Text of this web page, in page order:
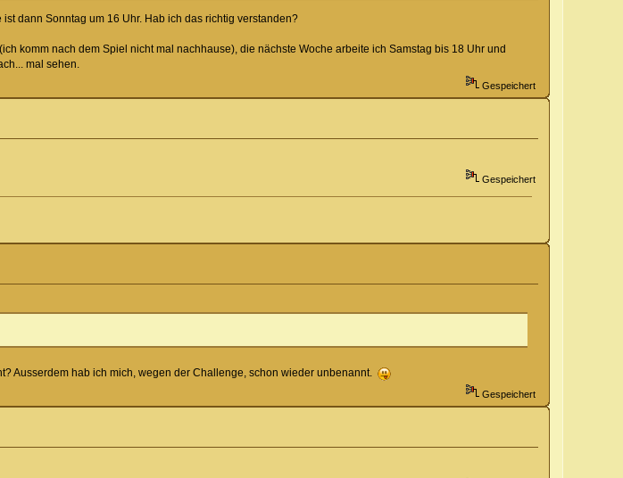
dann Sonntag um 16 Uhr. Hab ich das richtig verstanden?
komm nach dem Spiel nicht mal nachhause), die nächste Woche arbeite ich Samstag bis 18 Uhr und
mal sehen.
Gespeichert
Gespeichert
Ausserdem hab ich mich, wegen der Challenge, schon wieder unbenannt.
Gespeichert